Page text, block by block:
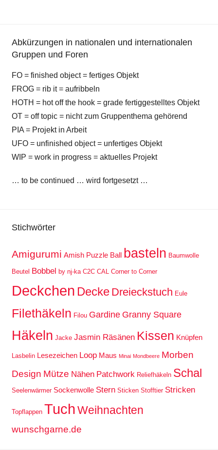
Abkürzungen in nationalen und internationalen
Gruppen und Foren
FO = finished object = fertiges Objekt
FROG = rib it = aufribbeln
HOTH = hot off the hook = grade fertiggestelltes Objekt
OT = off topic = nicht zum Gruppenthema gehörend
PIA = Projekt in Arbeit
UFO = unfinished object = unfertiges Objekt
WIP = work in progress = aktuelles Projekt
… to be continued … wird fortgesetzt …
Stichwörter
Amigurumi Amish Puzzle Ball basteln Baumwolle
Beutel Bobbel by nj-ka C2C CAL Corner to Corner
Deckchen Decke Dreieckstuch Eule
Filethäkeln Filou Gardine Granny Square
Häkeln Jacke Jasmin Räsänen Kissen Knüpfen
Lasbelin Lesezeichen Loop Maus Minai Mondbeere Morben
Design Mütze Nähen Patchwork Reliefhäkeln Schal
Seelenwärmer Sockenwolle Stern Sticken Stofftier Stricken
Topflappen TuchWeihnachten
wunschgarne.de